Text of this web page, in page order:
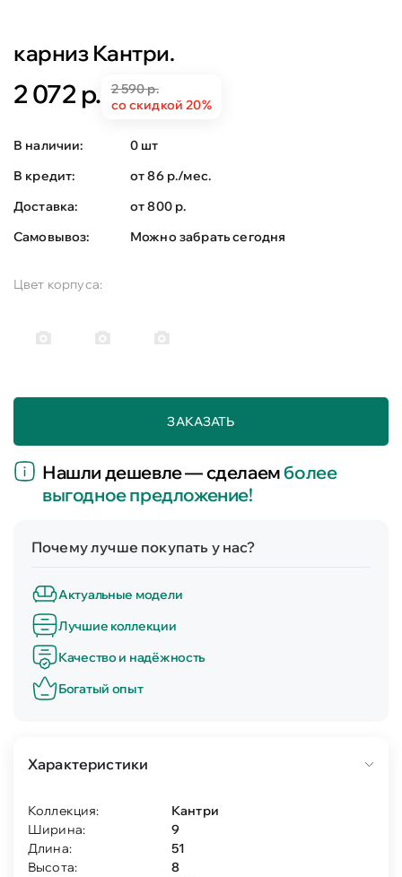
карниз Кантри.
2 072 р.
2 590 р.
со скидкой 20%
В наличии:
0 шт
В кредит:
от 86 р./мес.
Доставка:
от 800 р.
Самовывоз:
Можно забрать сегодня
Цвет корпуса:
ЗАКАЗАТЬ
Нашли дешевле — сделаемболее
выгодное предложение!
Почему лучше покупать у нас?
Актуальные модели
Лучшие коллекции
Качество и надёжность
Богатый опыт
Характеристики
Коллекция:
Кантри
Ширина:
9
Длина:
51
Высота:
8